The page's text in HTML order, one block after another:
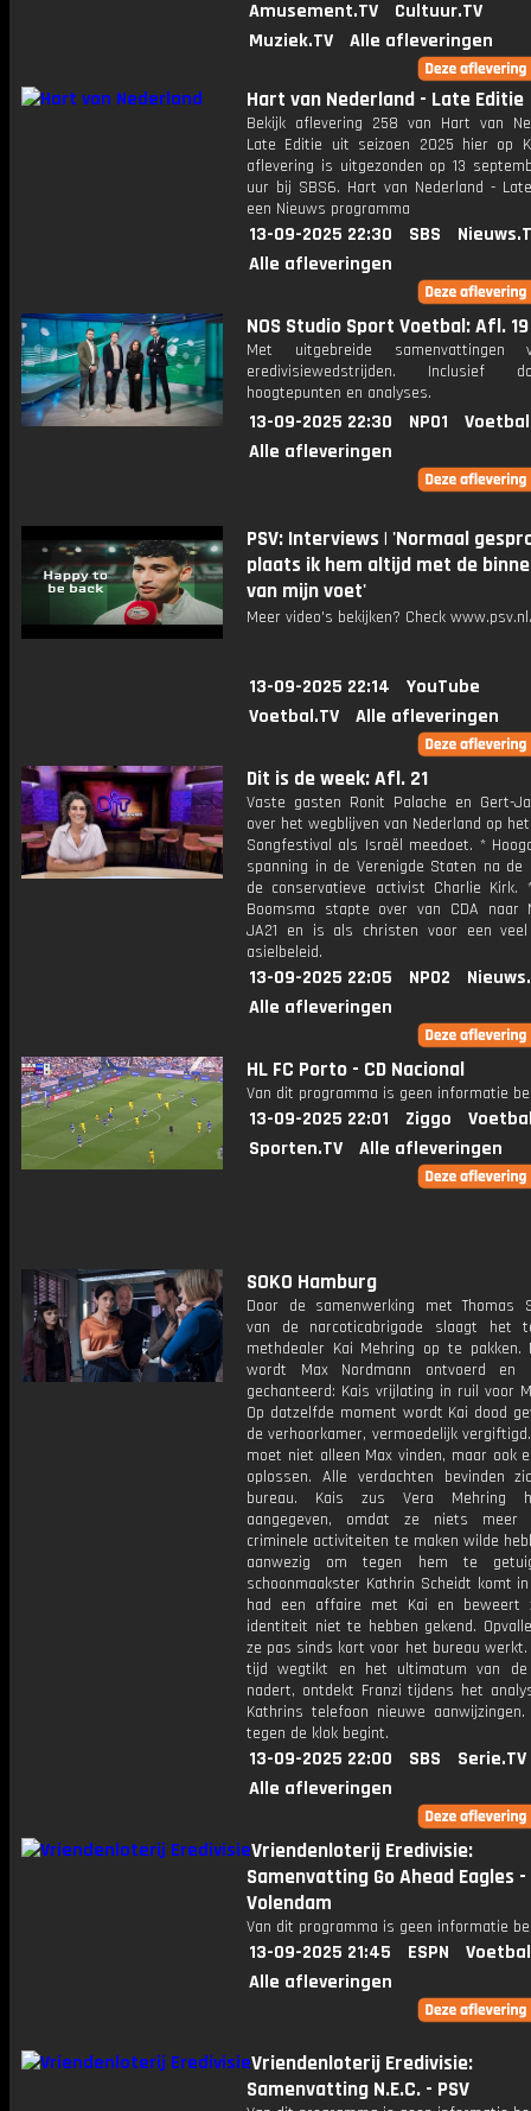
Amusement.TV
Cultuur.TV
Muziek.TV
Alle afleveringen
Hart van Nederland - Late Editie
Bekijk aflevering 258 van Hart van
Late Editie uit seizoen 2025 hier op
aflevering is uitgezonden op 13
uur bij SBS6. Hart van Nederland -
een Nieuws programma
13-09-2025 22:30 SBS
Alle afleveringen
NOS Studio Sport Voetbal: Afl. 19
Met uitgebreide samenvattingen
eredivisiewedstrijden. Inclusief
hoogtepunten en analyses.
13-09-2025 22:30 NPO1
Alle afleveringen
PSV: Interviews | 'Normaal
plaats ik hem altijd met de
van mijn voet'
Meer video's bekijken? Check
13-09-2025 22:14
YouTube
Voetbal.TV
Alle afleveringen
Dit is de week: Afl. 21
Vaste gasten Ronit Palache en Gert-
over het wegblijven van Nederland op
Songfestival als Israël meedoet. *
spanning in de Verenigde Staten na de
de conservatieve activist Charlie Kirk.
Boomsma stapte over van CDA naar
JA21 en is als christen voor een
asielbeleid.
13-09-2025 22:05 NPO2
Alle afleveringen
HL FC Porto - CD Nacional
Van dit programma is geen informatie
13-09-2025 22:01 Ziggo
Sporten.TV
Alle afleveringen
SOKO Hamburg
Door de samenwerking met Thomas
van de narcoticabrigade slaagt het
methdealer Kai Mehring op te pakken.
wordt Max Nordmann ontvoerd en
gechanteerd: Kais vrijlating in ruil voor
Op datzelfde moment wordt Kai dood
de verhoorkamer, vermoedelijk vergiftigd.
moet niet alleen Max vinden, maar ook
oplossen. Alle verdachten bevinden
bureau. Kais zus Vera Mehring
aangegeven, omdat ze niets
criminele activiteiten te maken wilde
aanwezig om tegen hem te
schoonmaakster Kathrin Scheidt komt
had een affaire met Kai en beweert
identiteit niet te hebben gekend.
ze pas sinds kort voor het bureau werkt.
tijd wegtikt en het ultimatum van de
nadert, ontdekt Franzi tijdens het
Kathrins telefoon nieuwe
tegen de klok begint.
13-09-2025 22:00 SBS
Serie.TV
Alle afleveringen
Vriendenloterij Eredivisie:
Samenvatting Go Ahead Eagles -
Volendam
Van dit programma is geen informatie
13-09-2025 21:45 ESPN
Alle afleveringen
Vriendenloterij Eredivisie:
Samenvatting N.E.C. - PSV